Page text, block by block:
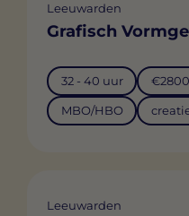
Leeuwarden
Grafisch
32 - 40 uur
MBO/HBO
Leeuwarden